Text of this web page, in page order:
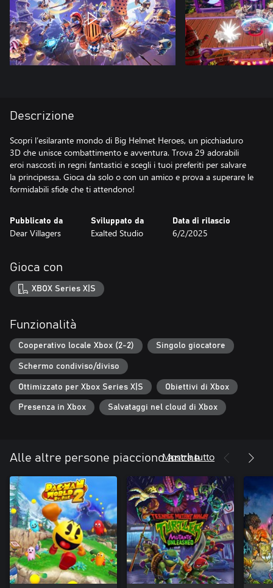
Descrizione
Scopri l’esilarante mondo di Big Helmet Heroes, un picchiaduro
3D che unisce combattimento e avventura. Trova 29 adorabili
eroi nascosti in regni fantastici e scegli i tuoi preferiti per salvare
la principessa. Gioca da solo o con un amico e prova a superare le
formidabili sfide che ti attendono!
Pubblicato da
Dear Villagers
Sviluppato da
Exalted Studio
Data di rilascio
6/2/2025
Gioca con
XBOX Series X|S
Funzionalità
Cooperativo locale Xbox (2-2) Singolo giocatore
Schermo condiviso/diviso
Ottimizzato per Xbox Series X|S Obiettivi di Xbox
Presenza in Xbox Salvataggi nel cloud di Xbox
Alle altre persone piacciono anche
Mostra tutto